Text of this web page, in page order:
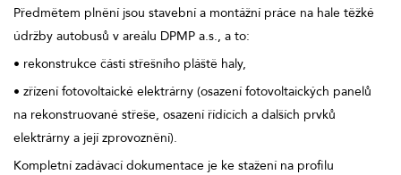
Předmětem plnění jsou stavební a montážní práce na hale těžké
údržby autobusů v areálu DPMP a.s., a to:
• rekonstrukce části střešního pláště haly,
• zřízení fotovoltaické elektrárny (osazení fotovoltaických panelů
na rekonstruované střeše, osazení řídících a dalších prvků
elektrárny a její zprovoznění).
Kompletní zadávací dokumentace je ke stažení na profilu